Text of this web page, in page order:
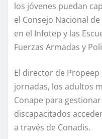
los jóvenes puedan
el Consejo Nacional
en el Infotep y las
Fuerzas Armadas y
El director de Propeep
jornadas, los adultos
Conape para
discapacitados
a través de Conadis.